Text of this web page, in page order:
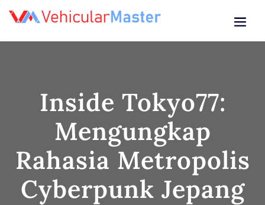
Inside Tokyo77:
Mengungkap
Rahasia Metropolis
Cyberpunk Jepang